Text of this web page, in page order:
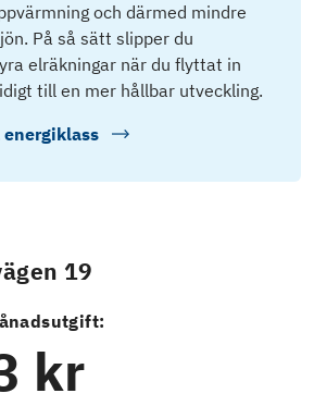
och därmed mindre
På så sätt slipper du
elräkningar när du flyttat in
till en mer hållbar utveckling.
energiklass
19
kr